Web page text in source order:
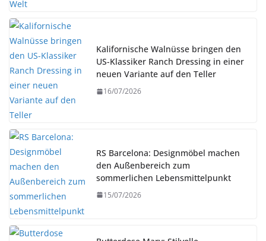
Kalifornische Walnüsse bringen den
US-Klassiker Ranch Dressing in einer
neuen Variante auf den Teller
16/07/2026
RS Barcelona: Designmöbel machen
den Außenbereich zum
sommerlichen Lebensmittelpunkt
15/07/2026